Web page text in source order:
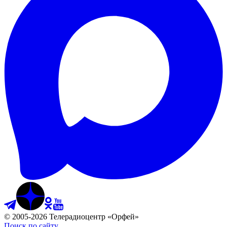
© 2005-2026 Телерадиоцентр «Орфей»